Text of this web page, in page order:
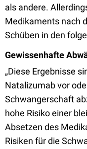
als andere.
Medikaments nach
Schüben in den
Gewissenhafte
„Diese Ergebnisse
Natalizumab vor
Schwangerschaft
hohe Risiko einer
Absetzen des
Risiken für die